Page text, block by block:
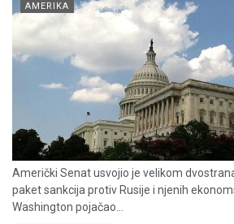
AMERIKA
Američki Senat usvojio je velikom
paket sankcija protiv Rusije i njenih
Washington pojačao...